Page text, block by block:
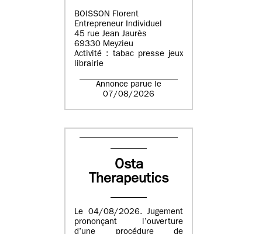
BOISSON Florent
Entrepreneur Individuel
45 rue Jean Jaurès
69330 Meyzieu
Activité : tabac presse jeux
librairie
Annonce parue le
07/08/2026
Osta
Therapeutics
Le 04/08/2026. Jugement
prononçant l’ouverture